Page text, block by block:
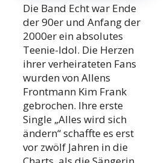
Die Band Echt war Ende
der 90er und Anfang der
2000er ein absolutes
Teenie-Idol. Die Herzen
ihrer verheirateten Fans
wurden von Allens
Frontmann Kim Frank
gebrochen. Ihre erste
Single „Alles wird sich
ändern“ schaffte es erst
vor zwölf Jahren in die